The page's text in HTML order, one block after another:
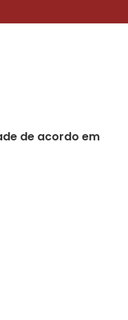
de acordo em